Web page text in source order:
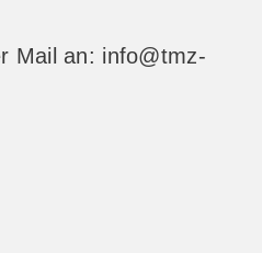
Mail an: info@tmz-